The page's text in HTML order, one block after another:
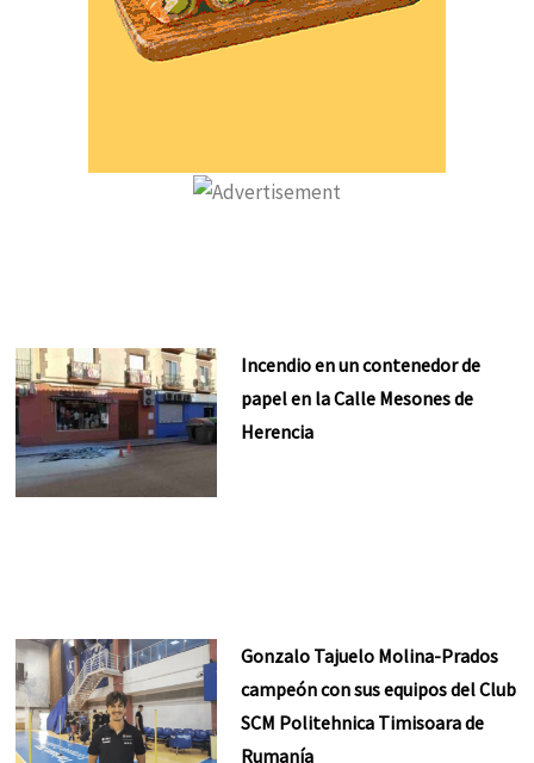
Incendio en un contenedor de
papel en la Calle Mesones de
Herencia
Gonzalo Tajuelo Molina-Prados
campeón con sus equipos del Club
SCM Politehnica Timisoara de
Rumanía